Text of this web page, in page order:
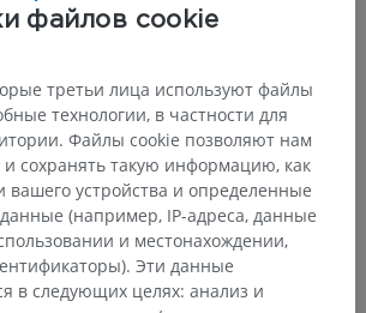
(X) — иннервирует вкусовые почки
глотки.
сходятся в
ядре одиночного
продолговатого мозга. Далее сигналы
заднемедиальное вентральное ядро
вкусовую кору(переднюю часть
покрышку).
файлов cookie
третьи лица используют файлы
технологии, в частности для
Файлы cookie позволяют нам
и сохранять такую информацию, как
вашего устройства и определенные
(например, IP-адреса, данные
и местонахождении,
Эти данные
в следующих целях: анализ и